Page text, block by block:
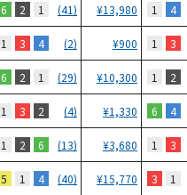
6 2 1 (41) ¥13,980 1 4
1 3 4 (2) ¥900 1 3
6 2 1 (29) ¥10,300 1 2
1 3 2 (4) ¥1,330 6 4
1 2 6 (13) ¥3,680 1 3
5 1 4 (40) ¥15,770 3 1